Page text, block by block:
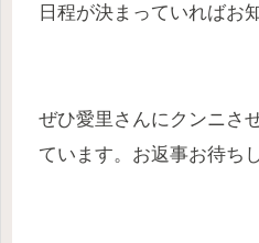
日程が決まっていればお
ぜひ愛里さんにクンニさ
ています。お返事お待ち